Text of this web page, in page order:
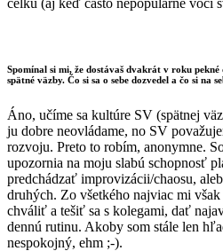
Spomínal si mi, že dostávaš dvakrát v roku
spätné väzby. Čo si sa o sebe dozvedel a čo si na
Áno, učíme sa kultúre SV (spätnej
ju dobre neovládame, no SV
rozvoju. Preto to robím, anonymne.
upozornia na moju slabú schopnosť
predchádzať improvizácii/chaosu,
druhých. Zo všetkého najviac mi
chváliť a tešiť sa s kolegami, dať
dennú rutinu. Akoby som stále len
nespokojný, ehm ;-).